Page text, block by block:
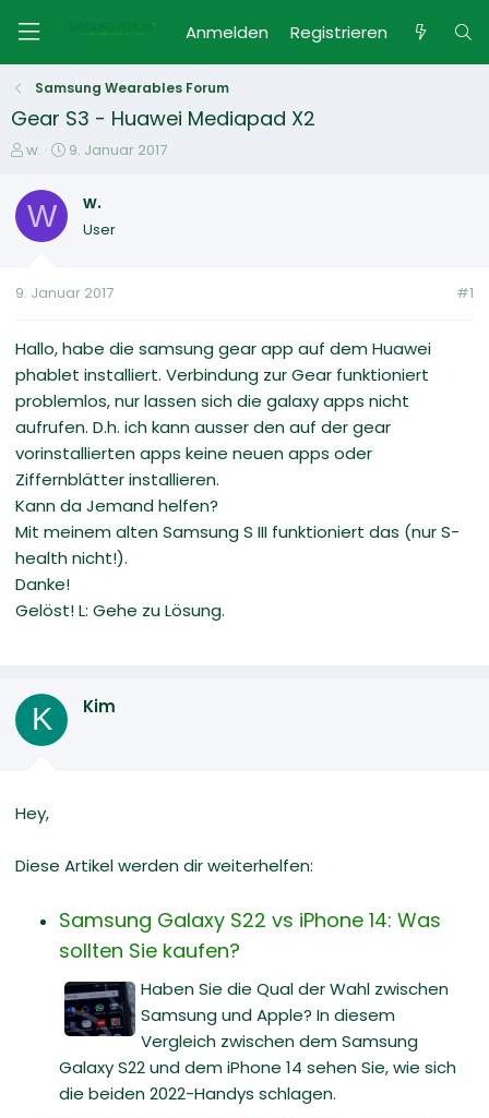
Anmelden Registrieren
Samsung Wearables Forum
Gear S3 - Huawei Mediapad X2
E
s
t
e
e
w.
E
t
m
9. Januar 2017
W w.
User
9. Januar 2017 #1
Hallo, habe die samsung gear app auf dem Huawei
phablet installiert. Verbindung zur Gear funktioniert
problemlos, nur lassen sich die galaxy apps nicht
aufrufen. D.h. ich kann ausser den auf der gear
vorinstallierten apps keine neuen apps oder
Ziffernblätter installieren.
Kann da Jemand helfen?
Mit meinem alten Samsung S III funktioniert das (nur S-
health nicht!).
Danke!
Gelöst! L: Gehe zu Lösung.
K Kim
Hey,
Diese Artikel werden dir weiterhelfen:
Samsung Galaxy S22 vs iPhone 14: Was
sollten Sie kaufen?
Haben Sie die Qual der Wahl zwischen
Samsung und Apple? In diesem
Vergleich zwischen dem Samsung
Galaxy S22 und dem iPhone 14 sehen Sie, wie sich
die beiden 2022-Handys schlagen.